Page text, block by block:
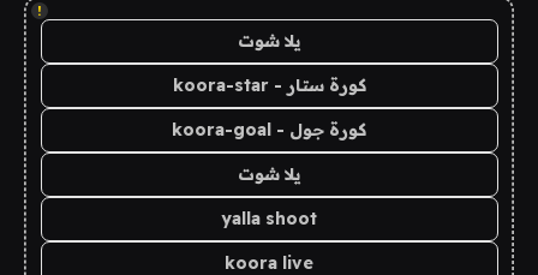
!
يلا شوت
كورة ستار - koora-star
كورة جول - koora-goal
يلا شوت
yalla shoot
koora live